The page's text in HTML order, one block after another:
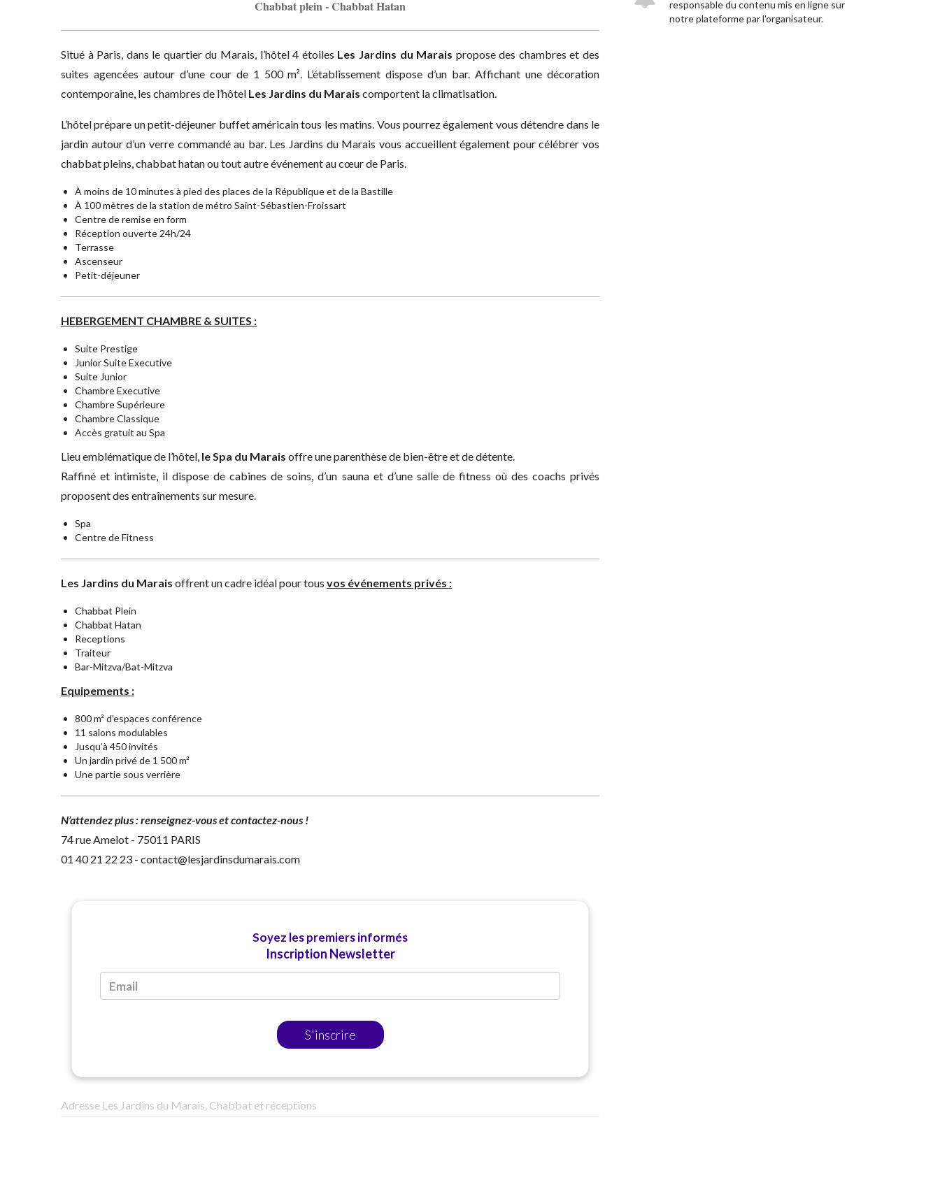
Chabbat plein - Chabbat Hatan
Situé à Paris, dans le quartier du Marais, l’hôtel 4 étoiles Les Jardins du Marais propose des chambres et des
suites agencées autour d’une cour de 1 500 m². L’établissement dispose d’un bar. Affichant une décoration
contemporaine, les chambres de l’hôtel Les Jardins du Marais comportent la climatisation.
L’hôtel prépare un petit-déjeuner buffet américain tous les matins. Vous pourrez également vous détendre dans le
jardin autour d’un verre commandé au bar. Les Jardins du Marais vous accueillent également pour célébrer vos
chabbat pleins, chabbat hatan ou tout autre événement au cœur de Paris.
À moins de 10 minutes à pied des places de la République et de la Bastille
À 100 mètres de la station de métro Saint-Sébastien-Froissart
Centre de remise en form
Réception ouverte 24h/24
Terrasse
Ascenseur
Petit-déjeuner
HEBERGEMENT CHAMBRE & SUITES :
Suite Prestige
Junior Suite Executive
Suite Junior
Chambre Executive
Chambre Supérieure
Chambre Classique
Accès gratuit au Spa
Lieu emblématique de l’hôtel, le Spa du Marais offre une parenthèse de bien-être et de détente.
Raffiné et intimiste, il dispose de cabines de soins, d’un sauna et d’une salle de fitness où des coachs privés
proposent des entraînements sur mesure.
Spa
Centre de Fitness
Les Jardins du Marais offrent un cadre idéal pour tous vos événements privés :
Chabbat Plein
Chabbat Hatan
Receptions
Traiteur
Bar-Mitzva/Bat-Mitzva
Equipements :
800 m² d’espaces conférence
11 salons modulables
Jusqu’à 450 invités
Un jardin privé de 1 500 m²
Une partie sous verrière
N’attendez plus : renseignez-vous et contactez-nous !
74 rue Amelot - 75011 PARIS
01 40 21 22 23 - contact@lesjardinsdumarais.com
Soyez les premiers informés
Inscription Newsletter
S'inscrire
Adresse Les Jardins du Marais, Chabbat et réceptions
responsable du contenu mis en ligne sur
notre plateforme par l'organisateur.